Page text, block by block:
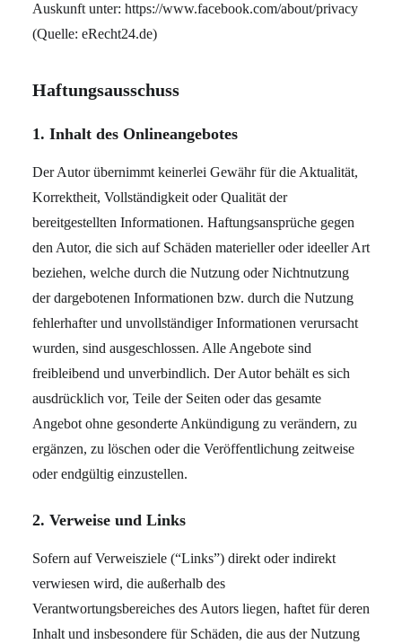
Auskunft unter: https://www.facebook.com/about/privacy
(Quelle: eRecht24.de)
Haftungsausschuss
1. Inhalt des Onlineangebotes
Der Autor übernimmt keinerlei Gewähr für die Aktualität,
Korrektheit, Vollständigkeit oder Qualität der
bereitgestellten Informationen. Haftungsansprüche gegen
den Autor, die sich auf Schäden materieller oder ideeller Art
beziehen, welche durch die Nutzung oder Nichtnutzung
der dargebotenen Informationen bzw. durch die Nutzung
fehlerhafter und unvollständiger Informationen verursacht
wurden, sind ausgeschlossen. Alle Angebote sind
freibleibend und unverbindlich. Der Autor behält es sich
ausdrücklich vor, Teile der Seiten oder das gesamte
Angebot ohne gesonderte Ankündigung zu verändern, zu
ergänzen, zu löschen oder die Veröffentlichung zeitweise
oder endgültig einzustellen.
2. Verweise und Links
Sofern auf Verweisziele (“Links”) direkt oder indirekt
verwiesen wird, die außerhalb des
Verantwortungsbereiches des Autors liegen, haftet für deren
Inhalt und insbesondere für Schäden, die aus der Nutzung